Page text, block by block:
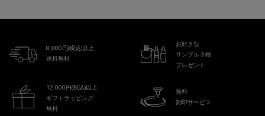
8,800円(税込)以上
送料無料
お好きな
サンプル３種
プレゼント
12,000円(税込)以上
ギフトラッピング
無料
無料
刻印サービス